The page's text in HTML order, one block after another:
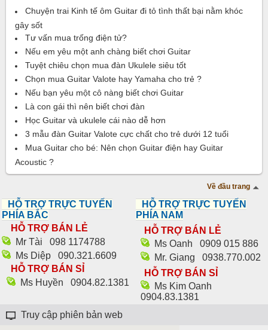
Chuyện trai Kinh tế ôm Guitar đi tỏ tình thất bại nằm khóc
gây sốt
Tư vấn mua trống điện tử?
Nếu em yêu một anh chàng biết chơi Guitar
Tuyệt chiêu chọn mua đàn Ukulele siêu tốt
Chọn mua Guitar Valote hay Yamaha cho trẻ ?
Nếu bạn yêu một cô nàng biết chơi Guitar
Là con gái thì nên biết chơi đàn
Học Guitar và ukulele cái nào dễ hơn
3 mẫu đàn Guitar Valote cực chất cho trẻ dưới 12 tuổi
Mua Guitar cho bé: Nên chọn Guitar điện hay Guitar
Acoustic ?
Về đầu trang
HỖ TRỢ TRỰC TUYẾN
PHÍA BẮC
HỖ TRỢ BÁN LẺ
Mr Tài
098 1174788‬
Ms Diệp
090.321.6609
HỖ TRỢ BÁN SỈ
Ms Huyền
0904.82.1381
HỖ TRỢ TRỰC TUYẾN
PHÍA NAM
HỖ TRỢ BÁN LẺ
Ms Oanh
0909 015 886
Mr. Giang
0938.770.002
HỖ TRỢ BÁN SỈ
Ms Kim Oanh
0904.83.1381
Truy cập phiên bản web